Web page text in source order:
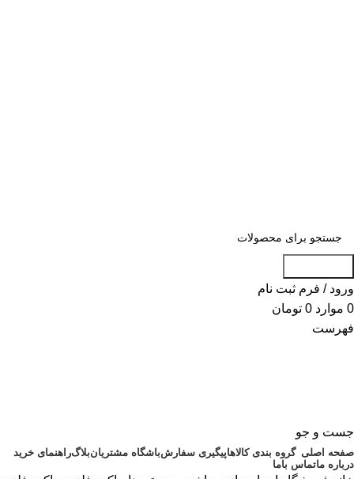
ورود / فرم ثبت نام
0 موارد 0 تومان
فهرست
جست و جو
صفحه اصلی گروه بندی کالاهاپیگیری سفارشباشگاه مشتریانبلاگراهنمای خرید
درباره ماتماس باما